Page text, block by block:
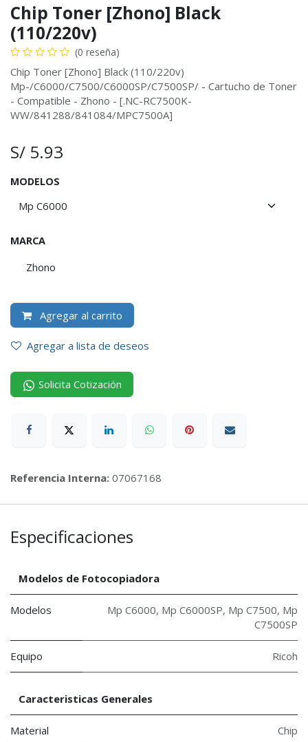
Chip Toner [Zhono] Black
(110/220v)
(0 reseña)
Chip Toner [Zhono] Black (110/220v)
Mp-/C6000/C7500/C6000SP/C7500SP/ - Cartucho de Toner
- Compatible - Zhono - [.NC-RC7500K-
WW/841288/841084/MPC7500A]
S/ 5.93
MODELOS
MARCA
Zhono
Agregar al carrito
Agregar a lista de deseos
Solicita Cotización
Referencia Interna: 07067168
Especificaciones
Modelos de Fotocopiadora
Modelos Mp C6000, Mp C6000SP, Mp C7500, Mp
C7500SP
Equipo Ricoh
Caracteristicas Generales
Material Chip